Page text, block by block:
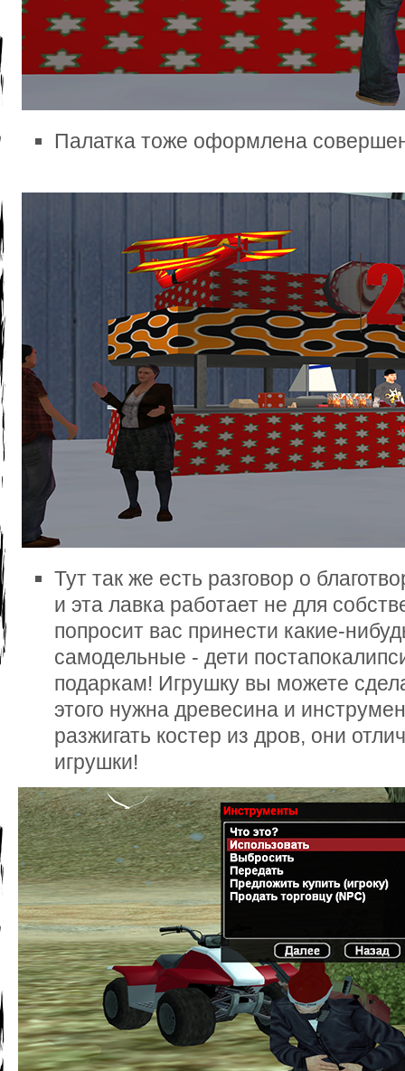
Палатка тоже оформлена
Тут так же есть разговор о
и эта лавка работает не для
попросит вас принести какие-
самодельные - дети
подаркам! Игрушку вы можете
этого нужна древесина и
разжигать костер из дров, они
игрушки!